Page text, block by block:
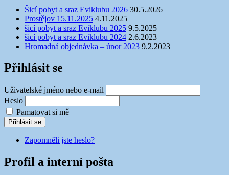
Šicí pobyt a sraz Eviklubu 2026 30.5.2026
Prostějov 15.11.2025 4.11.2025
šicí pobyt a sraz Eviklubu 2025 9.5.2025
šicí pobyt a sraz Eviklubu 2024 2.6.2023
Hromadná objednávka – únor 2023 9.2.2023
Přihlásit se
Uživatelské jméno nebo e-mail
Heslo
Pamatovat si mě
Přihlásit se
Zapomněli jste heslo?
Profil a interní pošta